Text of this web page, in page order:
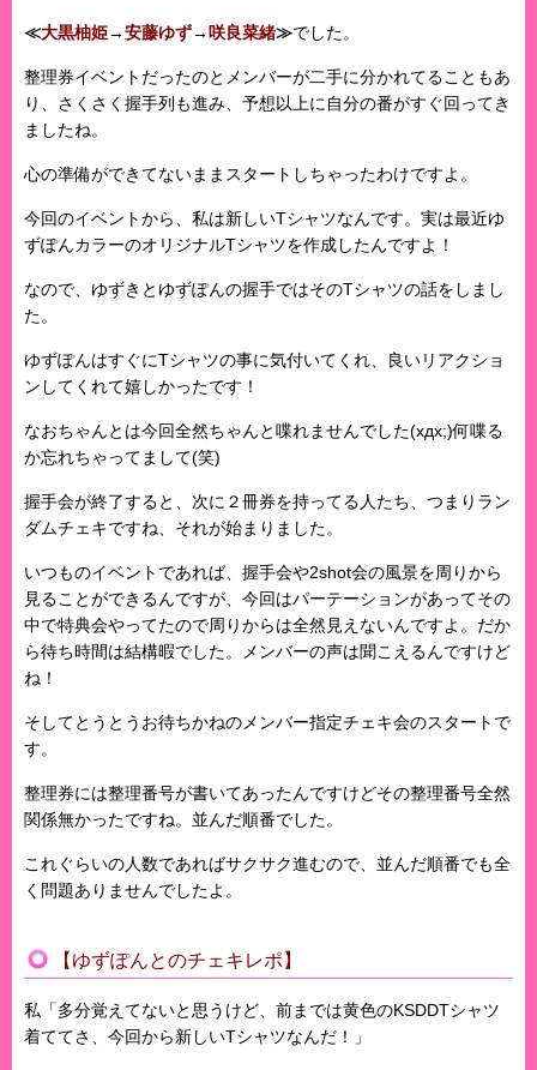
≪大黒柚姫→安藤ゆず→ 咲良菜緒≫でした。
整理券イベントだったのとメンバーが二手に分かれてることもあ
り、さくさく握手列も進み、予想以上に自分の番がすぐ回ってき
ましたね。
心の準備ができてないままスタートしちゃったわけですよ。
今回のイベントから、私は新しいTシャツなんです。実は最近ゆ
ずぽんカラーのオリジナルTシャツを作成したんですよ！
なので、ゆずきとゆずぽんの握手ではそのTシャツの話をしまし
た。
ゆずぽんはすぐにTシャツの事に気付いてくれ、良いリアクショ
ンしてくれて嬉しかったです！
なおちゃんとは今回全然ちゃんと喋れませんでした(xдx;)何喋る
か忘れちゃってまして(笑)
握手会が終了すると、次に２冊券を持ってる人たち、つまりラン
ダムチェキですね、それが始まりました。
いつものイベントであれば、握手会や2shot会の風景を周りから
見ることができるんですが、今回はパーテーションがあってその
中で特典会やってたので周りからは全然見えないんですよ。だか
ら待ち時間は結構暇でした。メンバーの声は聞こえるんですけど
ね！
そしてとうとうお待ちかねのメンバー指定チェキ会のスタートで
す。
整理券には整理番号が書いてあったんですけどその整理番号全然
関係無かったですね。並んだ順番でした。
これぐらいの人数であればサクサク進むので、並んだ順番でも全
く問題ありませんでしたよ。
【ゆずぽんとのチェキレポ】
私「多分覚えてないと思うけど、前までは黄色のKSDDTシャツ
着ててさ、今回から新しいTシャツなんだ！」